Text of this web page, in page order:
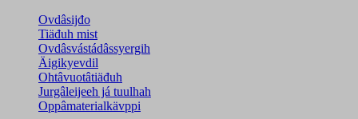
Ovdâsijđo
Tiäđuh mist
Ovdâsvástádâssyergih
Äigikyevdil
Ohtâvuotâtiäđuh
Jurgâleijeeh já tuulhah
Oppâmaterialkävppi